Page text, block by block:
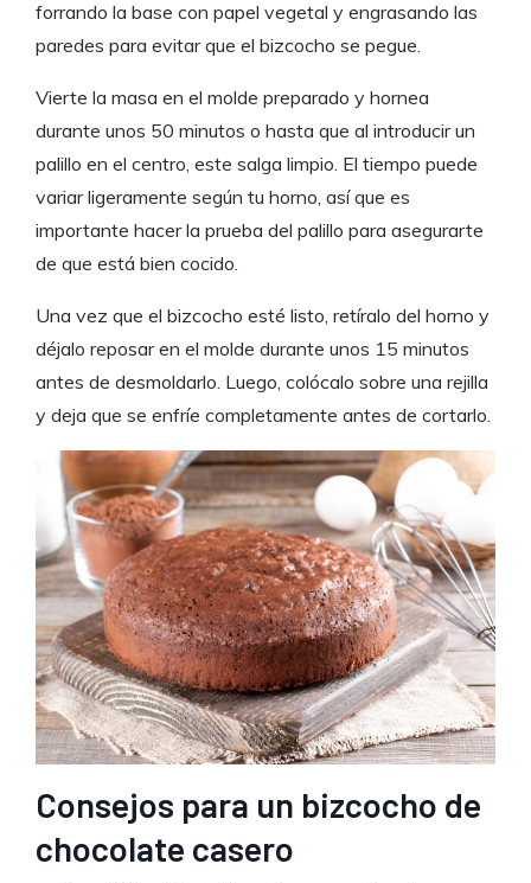
forrando la base con papel vegetal y engrasando las
paredes para evitar que el bizcocho se pegue.
Vierte la masa en el molde preparado y hornea
durante unos 50 minutos o hasta que al introducir un
palillo en el centro, este salga limpio. El tiempo puede
variar ligeramente según tu horno, así que es
importante hacer la prueba del palillo para asegurarte
de que está bien cocido.
Una vez que el bizcocho esté listo, retíralo del horno y
déjalo reposar en el molde durante unos 15 minutos
antes de desmoldarlo. Luego, colócalo sobre una rejilla
y deja que se enfríe completamente antes de cortarlo.
Consejos para un bizcocho de
chocolate casero